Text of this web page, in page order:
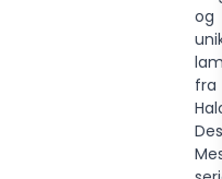
og
fra